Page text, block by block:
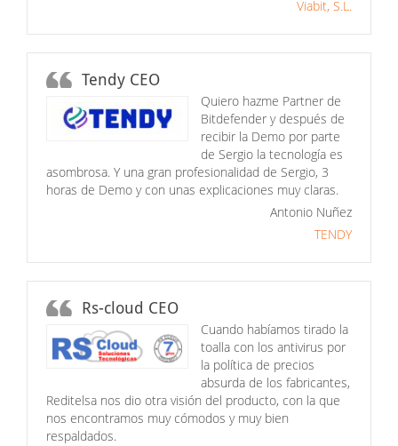
Viabit, S.L.
Tendy CEO
Quiero hazme Partner de
Bitdefender y después de
recibir la Demo por parte
de Sergio la tecnología es
asombrosa. Y una gran profesionalidad de Sergio, 3
horas de Demo y con unas explicaciones muy claras.
Antonio Nuñez
TENDY
Rs-cloud CEO
Cuando habíamos tirado la
toalla con los antivirus por
la política de precios
absurda de los fabricantes,
Reditelsa nos dio otra visión del producto, con la que
nos encontramos muy cómodos y muy bien
respaldados.